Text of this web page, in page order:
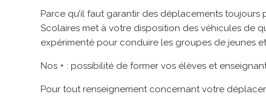
Parce qu’il faut garantir des déplacements toujours
Scolaires met à votre disposition des véhicules de
expérimenté pour conduire les groupes de jeunes et
Nos + : possibilité de former vos élèves et
Pour tout renseignement concernant votre